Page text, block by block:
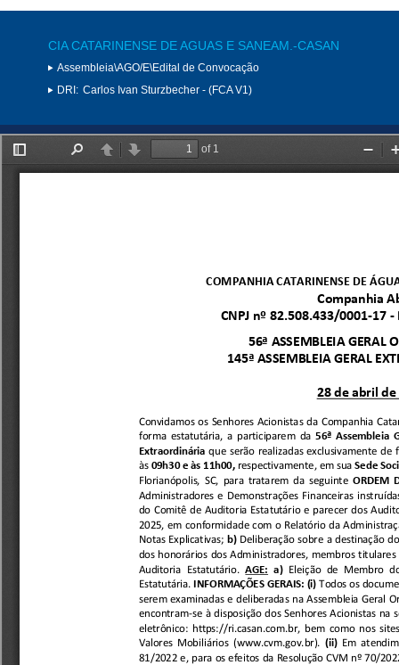
CIA CATARINENSE DE AGUAS E SANEAM.-CASAN
Assembleia\AGO/E\Edital de Convocação
DRI: Carlos Ivan Sturzbecher - (FCA V1)